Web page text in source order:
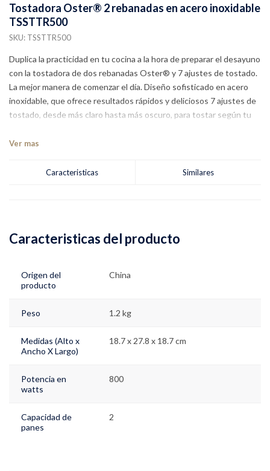
Tostadora Oster® 2 rebanadas en acero inoxidable
TSSTTR500
SKU: TSSTTR500
Duplica la practicidad en tu cocina a la hora de preparar el desayuno
con la tostadora de dos rebanadas Oster® y 7 ajustes de tostado.
La mejor manera de comenzar el día. Diseño sofisticado en acero
inoxidable, que ofrece resultados rápidos y deliciosos 7 ajustes de
tostado, desde más claro hasta más oscuro, para tostar según tu
y anchas para colocar fácilmente una variedad de panes y alimentos
descongelar y recalenta
Ver mas
Caracteristicas Similares
Caracteristicas del producto
Origen del
producto
China
Peso 1.2 kg
Medidas (Alto x
Ancho X Largo)
18.7 x 27.8 x 18.7 cm
Potencia en
watts
800
Capacidad de
panes
2